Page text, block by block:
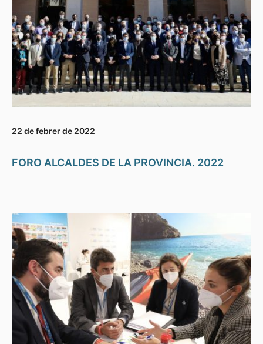
22 de febrer de 2022
FORO ALCALDES DE LA PROVINCIA. 2022